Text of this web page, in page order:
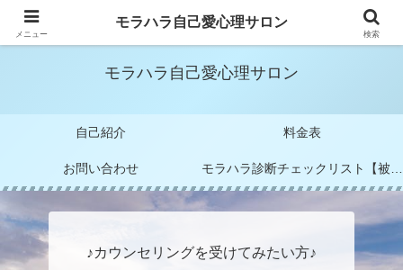
モラハラカウンセラー 阪元 未すず
モラハラ自己愛心理サロン
自己紹介 料金表
お問い合わせ
♪カウンセリングを受けてみたい方♪
メニュー
モラハラ自己愛心理サロン
検索